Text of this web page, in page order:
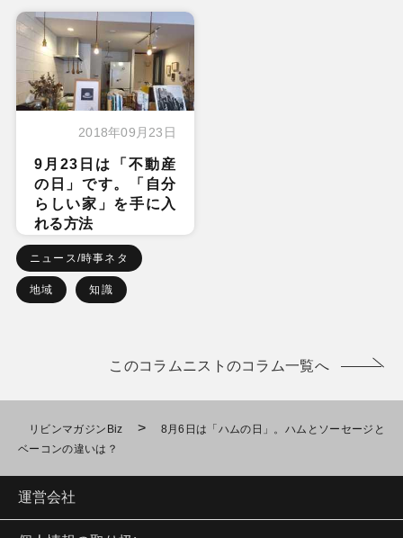
2018年09月23日
9月23日は「不動産
の日」です。「自分
らしい家」を手に入
れる方法
ニュース/時事ネタ
地域 知識
このコラムニストのコラム一覧へ
リビンマガジンBiz >
8月6日は「ハムの日」。ハムとソーセージと
ベーコンの違いは？
運営会社